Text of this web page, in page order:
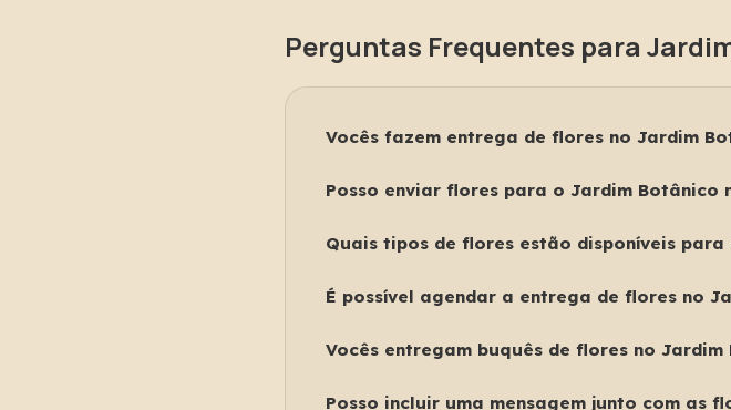
Perguntas Frequentes para
Vocês fazem entrega de flores no Jardim
todo cuidado para que cheguem impecáveis ao
Posso enviar flores para o Jardim Botânico
de última hora
Quais tipos de flores estão disponíveis
(caixa de flores).
É possível agendar a entrega de flores no
especiais.
Vocês entregam buquês de flores no Jardim
diferentes ocasiões.
Posso incluir uma mensagem junto com as